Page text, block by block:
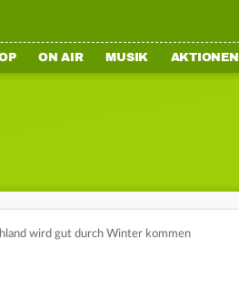
ON AIR MUSIK AKTIONEN
wird gut durch Winter kommen